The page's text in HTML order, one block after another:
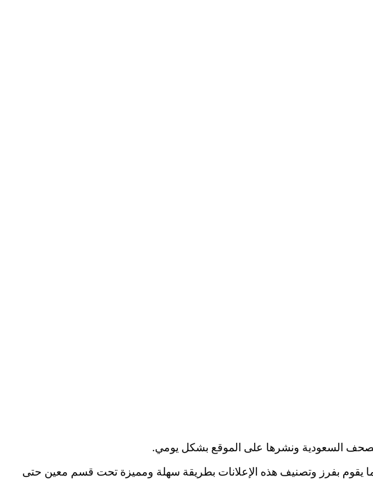
السعودية ونشرها على الموقع بشكل يومي.
يقوم بفرز وتصنيف هذه الإعلانات بطريقة سهلة ومميزة تحت قسم معين حتى